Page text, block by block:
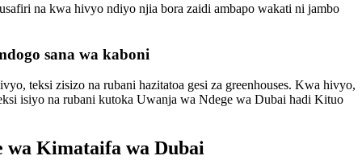
na kwa hivyo ndiyo njia bora zaidi ambapo wakati ni jambo
sana wa kaboni
teksi zisizo na rubani hazitatoa gesi za greenhouses. Kwa hivyo,
isiyo na rubani kutoka Uwanja wa Ndege wa Dubai hadi Kituo
wa Kimataifa wa Dubai